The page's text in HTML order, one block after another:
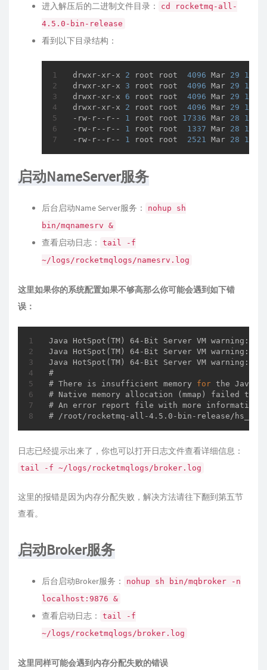
进入解压后的二进制文件目录：
cd rocketmq-all-
4.5.0-bin-release
看到以下目录结构：
drwxr-xr-x 2 root root 4096 Mar 29 17
drwxr-xr-x 3 root root 4096 Mar 29 17
drwxr-xr-x 6 root root 4096 Mar 29 17
drwxr-xr-x 2 root root 4096 Mar 29 17
-rw-r--r-- 1 root root 17336 Mar 28 19
-rw-r--r-- 1 root root 1337 Mar 28 19
-rw-r--r-- 1 root root 2521 Mar 28 19
启动NameServer服务
后台启动Name Server服务：
nohup sh
bin/mqnamesrv &
查看启动日志：
tail -f
~/logs/rocketmqlogs/namesrv.log
这里如果你的系统配置如果不够高那么你可能会遇到如下错
误：
Java HotSpot (TM)
64-Bit Server VM warning:
Java HotSpot (TM)
64-Bit Server VM warning:
Java HotSpot (TM)
64-Bit Server VM warning:
#
# There is insufficient memory for the Java
# Native memory allocation (mmap)
failed to
# An error report file with more information
# /root/rocketmq-all-4.5.0-bin-release/
日志已经提示出来了，你也可以打开日志文件查看详细信息：
tail -f ~/logs/rocketmqlogs/broker.log
这里的报错是因为内存分配失败，解决方法请往下翻到第五节
查看。
启动Broker服务
后台启动Broker服务：
nohup sh bin/mqbroker -n
localhost:9876 &
查看启动日志：
tail -f
~/logs/rocketmqlogs/broker.log
这里同样可能会遇到内存分配失败的错误